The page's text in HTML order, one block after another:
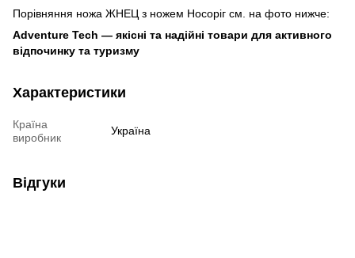
Порівняння ножа ЖНЕЦ з ножем Носоріг см. на фото нижче:
Adventure Tech — якісні та надійні товари для активного
відпочинку та туризму
Характеристики
Країна
виробник
Україна
Відгуки